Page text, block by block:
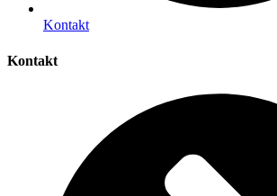
Kontakt
Kontakt